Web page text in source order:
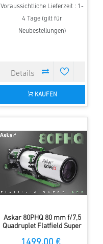
Voraussichtliche Lieferzeit : 1-
4 Tage (gilt für
Neubestellungen)
KAUFEN
Askar 80PHQ 80 mm f/7,5
Quadruplet Flatfield Super